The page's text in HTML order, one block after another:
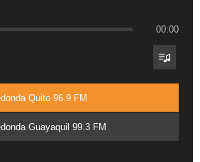
00:00
Quito 96.9 FM
Guayaquil 99.3 FM